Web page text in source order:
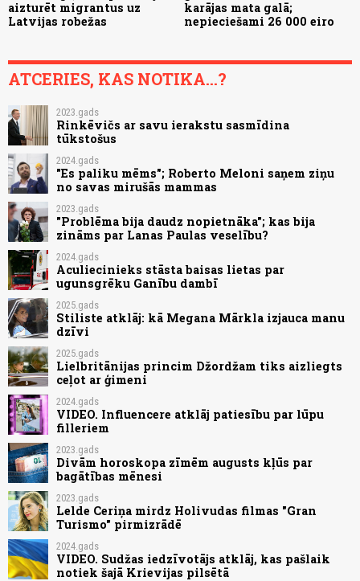
aizturēt migrantus uz
Latvijas robežas
karājas mata galā;
nepieciešami 26 000 eiro
ATCERIES, KAS NOTIKA...?
2023.gads
Rinkēvičs ar savu ierakstu sasmīdina
tūkstošus
2024.gads
"Es paliku mēms"; Roberto Meloni saņem ziņu
no savas mirušās mammas
2023.gads
"Problēma bija daudz nopietnāka"; kas bija
zināms par Lanas Paulas veselību?
2024.gads
Aculiecinieks stāsta baisas lietas par
ugunsgrēku Ganību dambī
2025.gads
Stiliste atklāj: kā Megana Mārkla izjauca manu
dzīvi
2025.gads
Lielbritānijas princim Džordžam tiks aizliegts
ceļot ar ģimeni
2024.gads
VIDEO. Influencere atklāj patiesību par lūpu
filleriem
2023.gads
Divām horoskopa zīmēm augusts kļūs par
bagātības mēnesi
2023.gads
Lelde Ceriņa mirdz Holivudas filmas "Gran
Turismo" pirmizrādē
2024.gads
VIDEO. Sudžas iedzīvotājs atklāj, kas pašlaik
notiek šajā Krievijas pilsētā